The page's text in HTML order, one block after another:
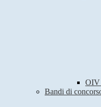
OIV
Bandi di